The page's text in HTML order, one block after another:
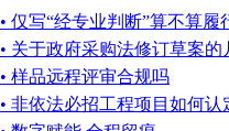
• 仅写“经专业判断”算不算履
• 关于政府采购法修订草案的
• 样品远程评审合规吗
• 非依法必招工程项目如何认